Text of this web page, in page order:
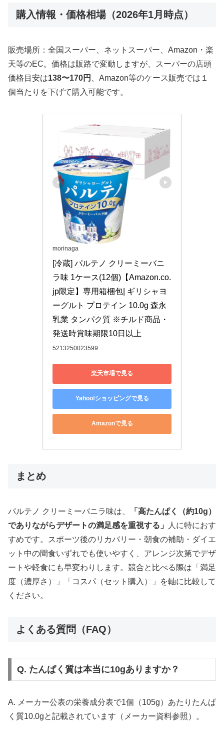
購入情報・価格相場（2026年1月時点）
販売場所：全国スーパー、ネットスーパー、Amazon・楽
天等のEC。価格は販路で変動しますが、スーパーの店頭
価格目安は138〜170円
、Amazon等のケース販売では１
個当たりを下げて購入可能です。
morinaga
[冷蔵] パルテノ クリーミーバニ
ラ味 1ケース(12個)【Amazon.co.
jp限定】専用箱梱包| ギリシャヨ
ーグルト プロテイン 10.0g 森永
乳業 タンパク質 ※チルド商品・
発送時賞味期限10日以上
5213250023599
楽天市場で見る
Yahoo!ショッピングで見る
Amazonで見る
まとめ
パルテノ クリーミーバニラ味は、
「高たんぱく（約10g）
でありながらデザートの満足感を重視する」
人に特におす
すめです。スポーツ後のリカバリー・朝食の補助・ダイエ
ット中の間食いずれでも使いやすく、アレンジ次第でデザ
ートや軽食にも早変わりします。競合と比べる際は「満足
度（濃厚さ）」「コスパ（セット購入）」を軸に比較して
ください。
よくある質問（FAQ）
Q. たんぱく質は本当に10gありますか？
A. メーカー公表の栄養成分表で1個（105g）あたりたんぱ
く質10.0gと記載されています（メーカー資料参照）。